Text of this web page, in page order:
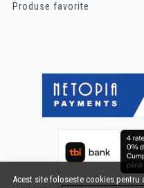
Acest site foloseste cookies pentru
Produse favorite